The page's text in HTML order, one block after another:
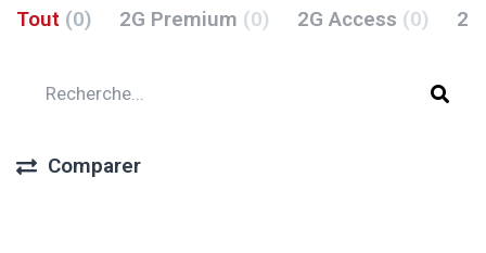
Tout (0) 2G Premium (0) 2G Access (0)
Comparer